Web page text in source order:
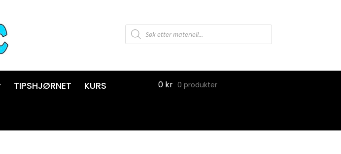
Products
search
TIPSHJØRNET KURS 0 kr 0 produkter